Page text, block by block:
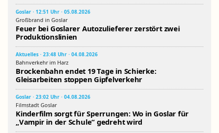
Goslar · 12:51 Uhr · 05.08.2026
Großbrand in Goslar
Feuer bei Goslarer Autozulieferer zerstört zwei
Produktionslinien
Aktuelles · 23:48 Uhr · 04.08.2026
Bahnverkehr im Harz
Brockenbahn endet 19 Tage in Schierke:
Gleisarbeiten stoppen Gipfelverkehr
Goslar · 23:02 Uhr · 04.08.2026
Filmstadt Goslar
Kinderfilm sorgt für Sperrungen: Wo in Goslar für
„Vampir in der Schule“ gedreht wird